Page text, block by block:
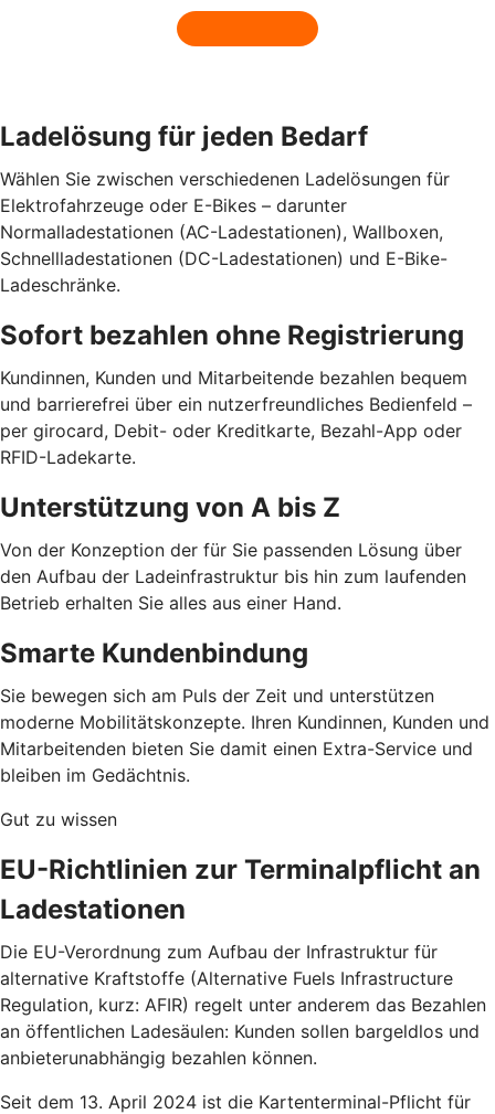
Ladelösung für jeden Bedarf
Wählen Sie zwischen verschiedenen Ladelösungen für
Elektrofahrzeuge oder E-Bikes – darunter
Normalladestationen (AC-Ladestationen), Wallboxen,
Schnellladestationen (DC-Ladestationen) und E-Bike-
Ladeschränke.
Sofort bezahlen ohne Registrierung
Kundinnen, Kunden und Mitarbeitende bezahlen bequem
und barrierefrei über ein nutzerfreundliches Bedienfeld –
per girocard, Debit- oder Kreditkarte, Bezahl-App oder
RFID-Ladekarte.
Unterstützung von A bis Z
Von der Konzeption der für Sie passenden Lösung über
den Aufbau der Ladeinfrastruktur bis hin zum laufenden
Betrieb erhalten Sie alles aus einer Hand.
Smarte Kundenbindung
Sie bewegen sich am Puls der Zeit und unterstützen
moderne Mobilitätskonzepte. Ihren Kundinnen, Kunden und
Mitarbeitenden bieten Sie damit einen Extra-Service und
bleiben im Gedächtnis.
Gut zu wissen
EU-Richtlinien zur Terminalpflicht an
Ladestationen
Die EU-Verordnung zum Aufbau der Infrastruktur für
alternative Kraftstoffe (Alternative Fuels Infrastructure
Regulation, kurz: AFIR) regelt unter anderem das Bezahlen
an öffentlichen Ladesäulen: Kunden sollen bargeldlos und
anbieterunabhängig bezahlen können.
Seit dem 13. April 2024 ist die Kartenterminal-Pflicht für